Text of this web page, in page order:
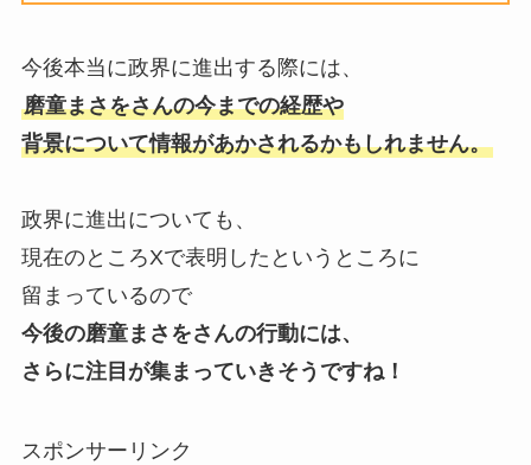
今後本当に政界に進出する際には、
磨童まさをさんの今までの経歴や
背景について情報があかされるかもしれません。
政界に進出についても、
現在のところXで表明したというところに
留まっているので
今後の磨童まさをさんの行動には、
さらに注目が集まっていきそうですね！
スポンサーリンク